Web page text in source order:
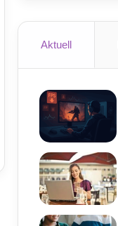
Aktuell